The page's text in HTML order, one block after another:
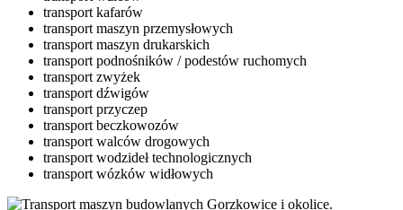
transport kafarów
transport maszyn przemysłowych
transport maszyn drukarskich
transport podnośników / podestów ruchomych
transport zwyżek
transport dźwigów
transport przyczep
transport beczkowozów
transport walców drogowych
transport wodzideł technologicznych
transport wózków widłowych